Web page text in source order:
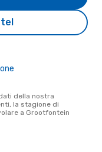
la stagione di
a Grootfontein